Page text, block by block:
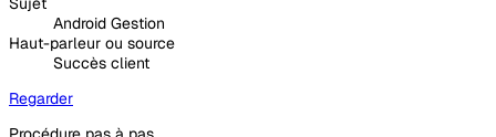
Android Gestion
Haut-parleur ou source
Succès client
Regarder